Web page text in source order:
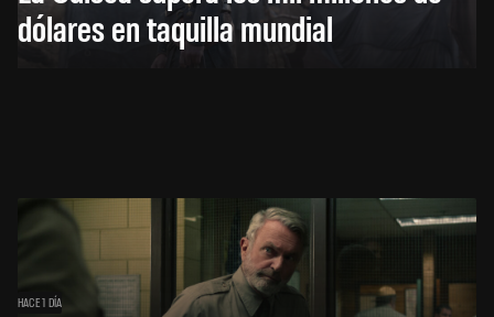
dólares en taquilla mundial
HACE 1 DÍA